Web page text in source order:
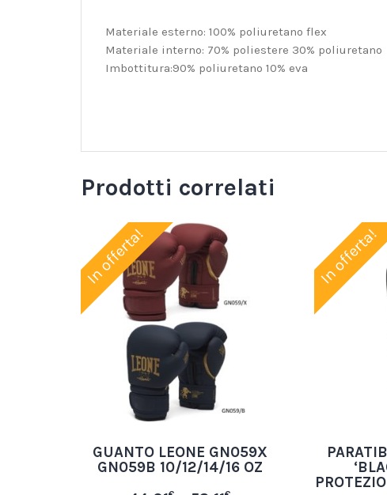
Materiale esterno: 100% poliuretano flex
Materiale interno: 70% poliestere 30% poliuretano
Imbottitura:90% poliuretano 10% eva
Prodotti correlati
In offerta!
GUANTO LEONE GN059X
GN059B 10/12/14/16 OZ
In offerta!